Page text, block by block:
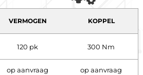
VERMOGEN KOPPEL
120 pk 300 Nm
op aanvraag op aanvraag